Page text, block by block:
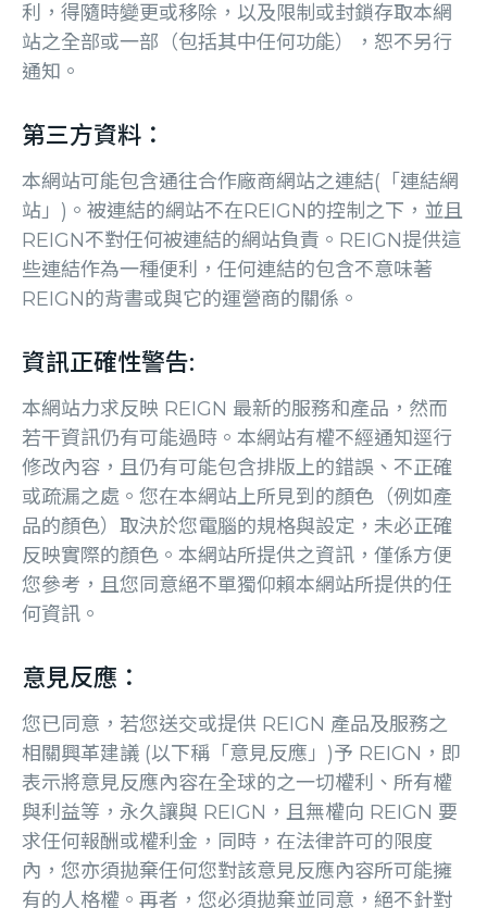
利，得隨時變更或移除，以及限制或封鎖存取本網
站之全部或一部（包括其中任何功能），恕不另行
通知。
第三方資料：
本網站可能包含通往合作廠商網站之連結(「連結網
站」)。被連結的網站不在REIGN的控制之下，並且
REIGN不對任何被連結的網站負責。REIGN提供這
些連結作為一種便利，任何連結的包含不意味著
REIGN的背書或與它的運營商的關係。
資訊正確性警告:
本網站力求反映 REIGN 最新的服務和產品，然而
若干資訊仍有可能過時。本網站有權不經通知逕行
修改內容，且仍有可能包含排版上的錯誤、不正確
或疏漏之處。您在本網站上所見到的顏色（例如產
品的顏色）取決於您電腦的規格與設定，未必正確
反映實際的顏色。本網站所提供之資訊，僅係方便
您參考，且您同意絕不單獨仰賴本網站所提供的任
何資訊。
意見反應：
您已同意，若您送交或提供 REIGN 產品及服務之
相關興革建議 (以下稱「意見反應」)予 REIGN，即
表示將意見反應內容在全球的之一切權利、所有權
與利益等，永久讓與 REIGN，且無權向 REIGN 要
求任何報酬或權利金，同時，在法律許可的限度
內，您亦須拋棄任何您對該意見反應內容所可能擁
有的人格權。再者，您必須拋棄並同意，絕不針對